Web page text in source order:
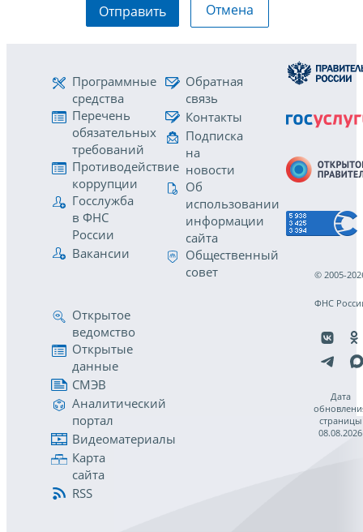
Отправить Отмена
Программные
средства
Перечень
обязательных
требований
Противодействие
коррупции
Госслужба
в ФНС
России
Вакансии
Обратная
связь
Контакты
Подписка
на
новости
Об
использовании
информации
сайта
Общественный
совет
Открытое
ведомство
Открытые
данные
СМЭВ
Аналитический
портал
Видеоматериалы
Карта
сайта
RSS
© 2005-
ФНС
Дата
страницы
08.08.2026